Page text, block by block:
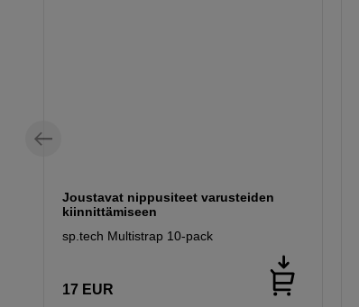
Joustavat nippusiteet varusteiden
kiinnittämiseen
sp.tech Multistrap 10-pack
17 EUR